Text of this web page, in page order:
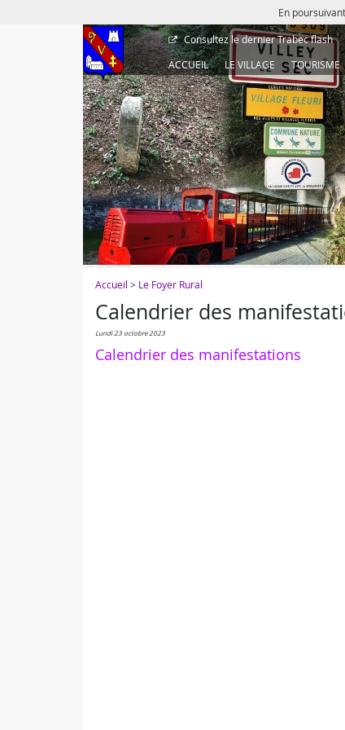
En
Consultez le dernierTrabec flash
ACCUEIL
LE VILLAGE TOURISME
Accueil > Le Foyer Rural
Calendrier des
lundi 23 octobre 2023
Calendrier des manifestations